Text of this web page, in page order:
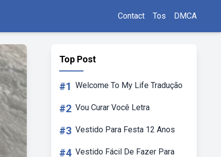
Contact Tos DMCA
Top Post
#1 Welcome To My Life Tradução
#2 Vou Curar Você Letra
#3 Vestido Para Festa 12 Anos
#4 Vestido Fácil De Fazer Para